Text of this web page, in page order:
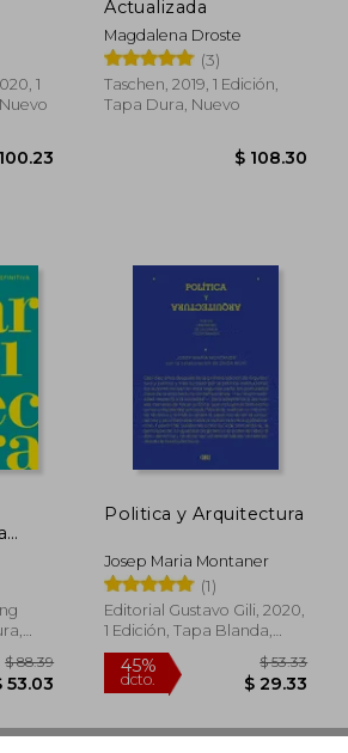
45%
dcto.
$ 24.80
33%
dcto. $
1
Actualizada
Magdalena Droste
(3)
Taschen, 2019, 1 Edición,
Tapa Dura, Nuevo
Politica y Arquitectura
Josep Maria Montaner
(1)
Editorial Gustavo Gili, 2020,
1 Edición, Tapa Blanda,
Nuevo